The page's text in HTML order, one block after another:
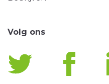
Volg ons